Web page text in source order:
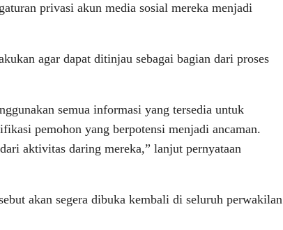
privasi akun media sosial mereka menjadi
agar dapat ditinjau sebagai bagian dari proses
semua informasi yang tersedia untuk
pemohon yang berpotensi menjadi ancaman.
aktivitas daring mereka,” lanjut pernyataan
akan segera dibuka kembali di seluruh perwakilan